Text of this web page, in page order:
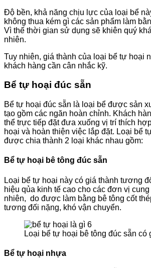
Độ bền, khả năng chịu lực của loại bể
không thua kém gì các sản phẩm làm
Vì thế thời gian sử dụng sẽ khiên quý
nhiên.
Tuy nhiên, giá thành của loại bể tự hoại
khách hàng cần cân nhắc kỹ.
Bể tự hoại đúc sẵn
Bể tự hoại đúc sẵn là loại bể được sản
tạo gồm các ngăn hoàn chỉnh. Khách
thể trực tiếp đặt đưa xuống vị trí thích
hoại và hoàn thiện việc lắp đặt. Loại bể
được chia thành 2 loại khác nhau gồm:
Bể tự hoại bê tông đúc sẵn
Loại bể tự hoại này có giá thành tương
hiệu qủa kinh tế cao cho các đơn vị
nhiên, do được làm bằng bê tông cốt
tương đối nặng, khó vận chuyển.
Loại bể tự hoại bê tông đúc sẵn
Bể tự hoại nhựa